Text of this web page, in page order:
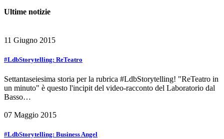
Ultime notizie
11 Giugno 2015
#LdbStorytelling: ReTeatro
Settantaseiesima storia per la rubrica #LdbStorytelling! "ReTeatro in
un minuto" è questo l'incipit del video-racconto del Laboratorio dal
Basso…
07 Maggio 2015
#LdbStorytelling: Business Angel